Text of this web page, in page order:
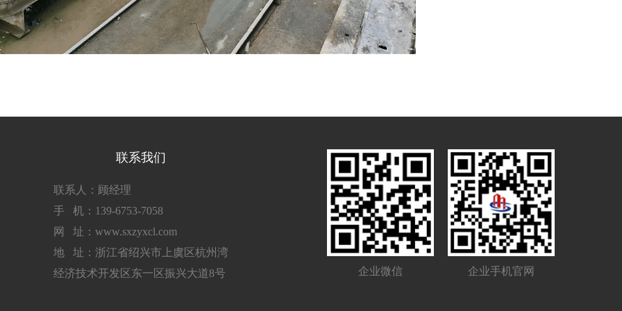
联系我们
联系人：顾经理
手 机：139-6753-7058
网 址：www.sxzyxcl.com
地 址：浙江省绍兴市上虞区杭州湾
经济技术开发区东一区振兴大道8号
企业微信 企业手机官网